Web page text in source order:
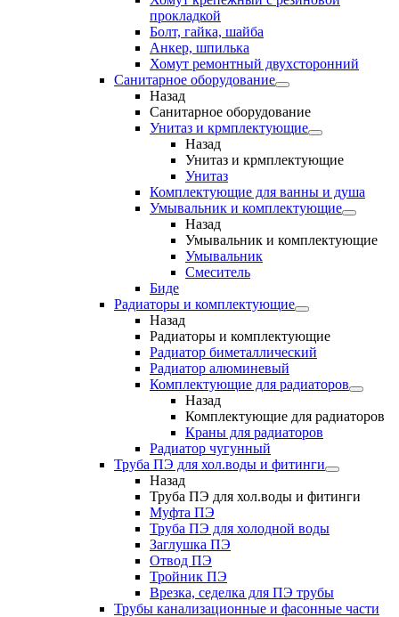
прокладкой
Болт, гайка, шайба
Анкер, шпилька
Хомут ремонтный двухсторонний
Санитарное оборудование
Назад
Санитарное оборудование
Унитаз и крмплектующие
Назад
Унитаз и крмплектующие
Унитаз
Комплектующие для ванны и душа
Умывальник и комплектующие
Назад
Умывальник и комплектующие
Умывальник
Смеситель
Биде
Радиаторы и комплектующие
Назад
Радиаторы и комплектующие
Радиатор биметаллический
Радиатор алюминевый
Комплектующие для радиаторов
Назад
Комплектующие для радиаторов
Краны для радиаторов
Радиатор чугунный
Труба ПЭ для хол.воды и фитинги
Назад
Труба ПЭ для хол.воды и фитинги
Муфта ПЭ
Труба ПЭ для холодной воды
Заглушка ПЭ
Отвод ПЭ
Тройник ПЭ
Врезка, седелка для ПЭ трубы
Трубы канализационные и фасонные части